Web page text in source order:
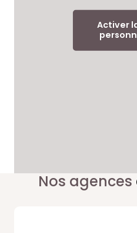
Activer
Nos agences